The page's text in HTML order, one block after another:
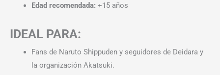
Edad recomendada: +15 años
IDEAL PARA:
Fans de Naruto Shippuden y seguidores de Deidara y
la organización Akatsuki.